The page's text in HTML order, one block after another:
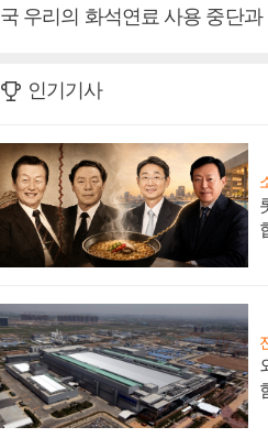
국 우리의 화석연료 사용 중단
인기기사